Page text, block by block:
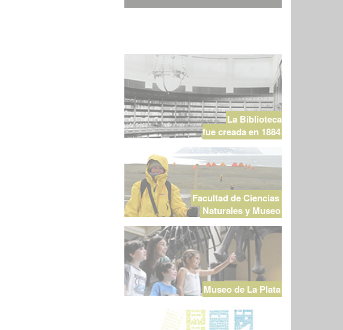
La Biblioteca
fue creada en 1884
Facultad de Ciencias
Naturales y Museo
Museo de La Plata